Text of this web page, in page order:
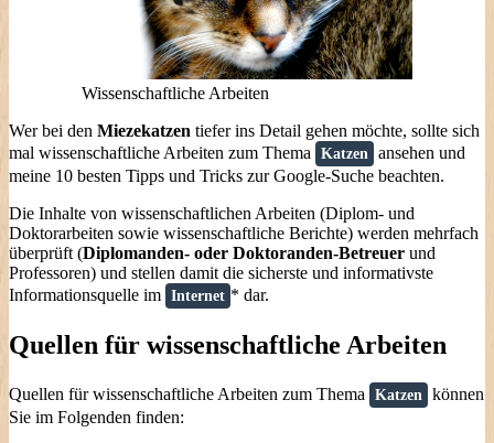
Wissenschaftliche Arbeiten
Wer bei den Miezekatzen tiefer ins Detail gehen möchte, sollte sich
mal wissenschaftliche Arbeiten zum Thema
Katzen
ansehen und
meine 10 besten Tipps und Tricks zur Google-Suche beachten.
Die Inhalte von wissenschaftlichen Arbeiten (Diplom- und
Doktorarbeiten sowie wissenschaftliche Berichte) werden mehrfach
überprüft (Diplomanden- oder Doktoranden-Betreuer und
Professoren) und stellen damit die sicherste und informativste
Informationsquelle im Internet * dar.
Quellen für wissenschaftliche Arbeiten
Quellen für wissenschaftliche Arbeiten zum Thema Katzen
können
Sie im Folgenden finden: